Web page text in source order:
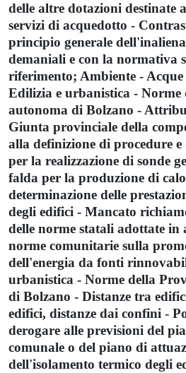
delle altre dotazioni destinate
servizi di acquedotto -
principio generale
demaniali e con la normativa
riferimento; Ambiente - Acque
Edilizia e urbanistica - Norme
autonoma di Bolzano -
Giunta provinciale della
alla definizione di procedure e
per la realizzazione di sonde
falda per la produzione di
determinazione delle
degli edifici - Mancato
delle norme statali adottate in
norme comunitarie sulla
dell'energia da fonti
urbanistica - Norme della
di Bolzano - Distanze tra
edifici, distanze dai confini -
derogare alle previsioni del
comunale o del piano di
dell'isolamento termico degli